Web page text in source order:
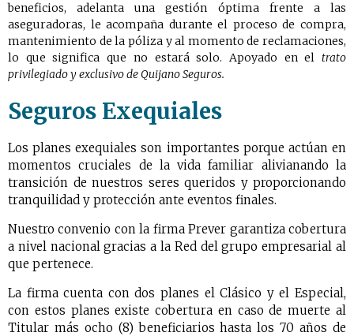
beneficios, adelanta una gestión óptima frente a las
aseguradoras, le acompaña durante el proceso de compra,
mantenimiento de la póliza y al momento de reclamaciones,
lo que significa que no estará solo. Apoyado en el trato
privilegiado y exclusivo de Quijano Seguros.
Seguros Exequiales
Los planes exequiales son importantes porque actúan en
momentos cruciales de la vida familiar alivianando la
transición de nuestros seres queridos y proporcionando
tranquilidad y protección ante eventos finales.
Nuestro convenio con la firma Prever garantiza cobertura
a nivel nacional gracias a la Red del grupo empresarial al
que pertenece.
La firma cuenta con dos planes el Clásico y el Especial,
con estos planes existe cobertura en caso de muerte al
Titular más ocho (8) beneficiarios hasta los 70 años de